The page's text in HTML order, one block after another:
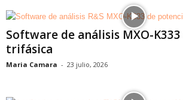
Software de análisis MXO-
trifásica
Maria Camara - 23 julio, 2026